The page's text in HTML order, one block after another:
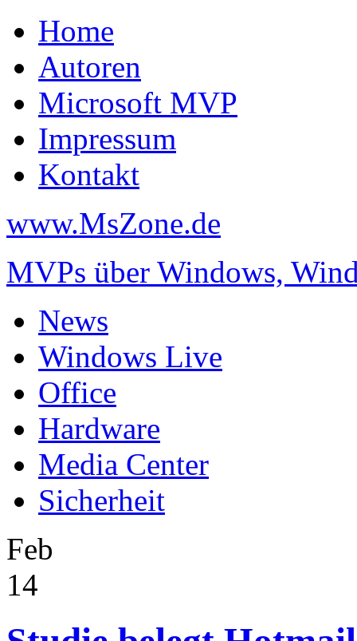
Home
Autoren
Microsoft MVP
Impressum
Kontakt
www.MsZone.de
MVPs über Windows,
News
Windows Live
Office
Hardware
Media Center
Sicherheit
Feb
14